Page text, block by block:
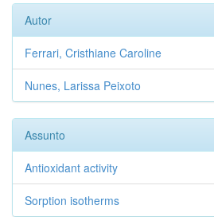
Autor
Ferrari, Cristhiane Caroline
Nunes, Larissa Peixoto
Assunto
Antioxidant activity
Sorption isotherms